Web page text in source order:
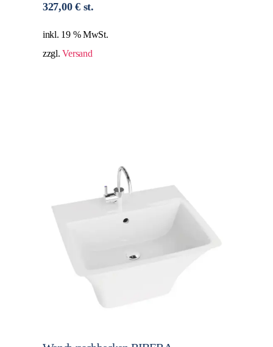
327,00€ st.
inkl. 19 % MwSt.
zzgl.Versand